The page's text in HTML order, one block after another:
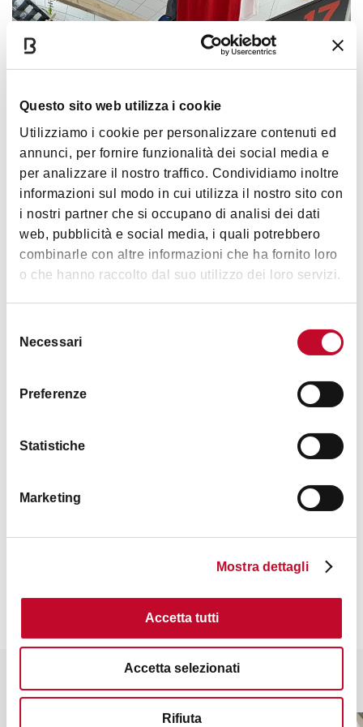
Questo sito web utilizza i cookie
Utilizziamo i cookie per personalizzare contenuti ed
annunci, per fornire funzionalità dei social media e
per analizzare il nostro traffico. Condividiamo inoltre
informazioni sul modo in cui utilizza il nostro sito con
i nostri partner che si occupano di analisi dei dati
web, pubblicità e social media, i quali potrebbero
combinarle con altre informazioni che ha fornito loro
o che hanno raccolto dal suo utilizzo dei loro servizi.
delNecessari
Preferenze
Statistiche
Marketing
Mostra dettagli
Accetta tutti
Accetta selezionati
Rifiuta
Contacts
It might also interest you